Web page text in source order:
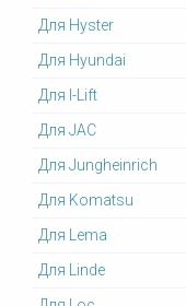
Для Hyster
Для Hyundai
Для I-Lift
Для JAC
Для Jungheinrich
Для Komatsu
Для Lema
Для Linde